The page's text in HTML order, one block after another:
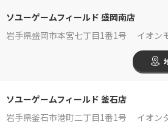
ソユーゲームフィールド 盛岡南店
岩手県盛岡市本宮七丁目1番1号 イオン
ソユーゲームフィールド 釜石店
岩手県釜石市港町二丁目1番1号 イオン